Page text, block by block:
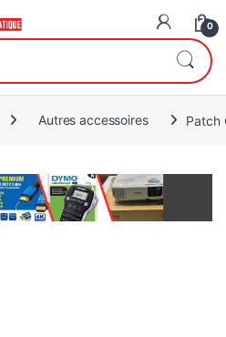
0
Autres accessoires Patch